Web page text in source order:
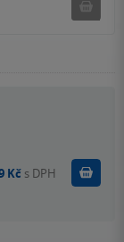
Kč s DPH Koupit